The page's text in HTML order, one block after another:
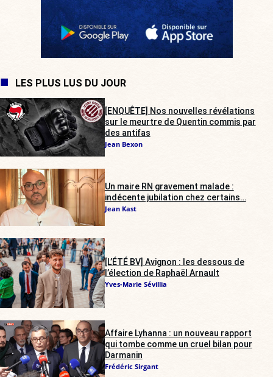
LES PLUS LUS DU JOUR
[ENQUÊTE] Nos nouvelles révélations
sur le meurtre de Quentin commis par
des antifas
Jean Bexon
Un maire RN gravement malade :
indécente jubilation chez certains…
Jean Kast
[L’ÉTÉ BV] Avignon : les dessous de
l’élection de Raphaël Arnault
Yves-Marie Sévillia
Affaire Lyhanna : un nouveau rapport
qui tombe comme un cruel bilan pour
Darmanin
Frédéric Sirgant